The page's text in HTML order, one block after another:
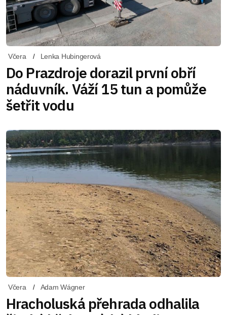
Včera Lenka Hubingerová
Do Prazdroje dorazil první obří
náduvník. Váží 15 tun a pomůže
šetřit vodu
Včera Adam Wágner
Hracholuská přehrada odhalila